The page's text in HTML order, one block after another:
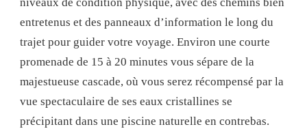
entretenus et des panneaux d’information le long du
trajet pour guider votre voyage. Environ une courte
promenade de 15 à 20 minutes vous sépare de la
majestueuse cascade, où vous serez récompensé par la
vue spectaculaire de ses eaux cristallines se
précipitant dans une piscine naturelle en contrebas.